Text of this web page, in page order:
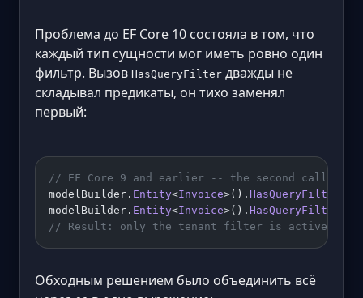
Проблема до EF Core 10 состояла в том, что
каждый тип сущности мог иметь ровно один
фильтр. Вызов HasQueryFilter дважды не
складывал предикаты, он тихо заменял
первый:
// EF Core 9 and earlier -- the second call
modelBuilder. Entity<Invoice>(). HasQueryFilter
modelBuilder. Entity<Invoice>(). HasQueryFilter
// Result: only the tenant filter is active.
Обходным решением было объединить всё